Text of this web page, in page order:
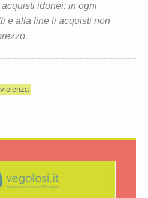
idonei: in ogni
e alla fine li acquisti non
violenza